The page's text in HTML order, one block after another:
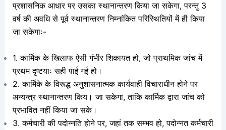
प्रशासनिक आधार पर उसका स्थानान्तरण किया जा सकेगा, परन्तु 3
वर्ष की अवधि से पूर्व स्थानान्तरण निम्नांकित परिस्थितियों में ही किया
जा सकेगाः-
1. कार्मिक के खिलाफ ऐसी गंभीर शिकायत हो, जो प्राथमिक जांच में
प्रथम दृष्टयाः सही पाई गई हो।
2. कार्मिके के विरूद्ध अनुशासनात्मक कार्यवाही विचाराधीन होने पर
अन्यन्त्र स्थानान्तरण किय। जा सकेगा, ताकि कार्मिक द्वारा जांच को
प्रभावित नहीं किया जा सके।
3. कर्मचारी की पदोन्नति होने पर, जहां तक सम्भव हो, पदोन्नत कर्मचारी